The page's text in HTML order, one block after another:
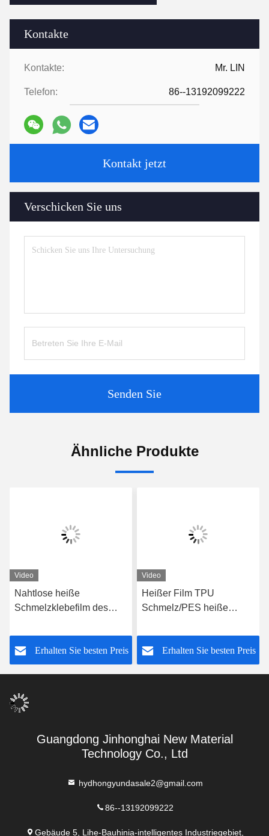
Kontakte
Kontakte: Mr. LIN
Telefon: 86--13192099222
Kontakt jetzt
Verschicken Sie uns
Senden Sie
Ähnliche Produkte
Video
Nahtlose heiße
Schmelzklebefilm des
Freigabe-Papier
Erhalten Sie besten Preis
Video
Heißer Film TPU
Schmelz/PES heiße
für Kleideraufkleber
Erhalten Sie besten Preis
Guangdong Jinhonghai New Material
Technology Co., Ltd
hydhongyundasale2@gmail.com
86--13192099222
Gebäude 5, Lihe-Bauhinia-intelligentes Industriegebiet,